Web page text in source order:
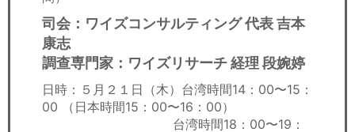
司会：ワイズコンサルティング 代表 吉本
康志
調查専門家：ワイズリサーチ 経理 段婉婷
日時：５月２１日（木）台湾時間14：00〜15：
00 （日本時間15：00〜16：00）
台湾時間18：00〜19：